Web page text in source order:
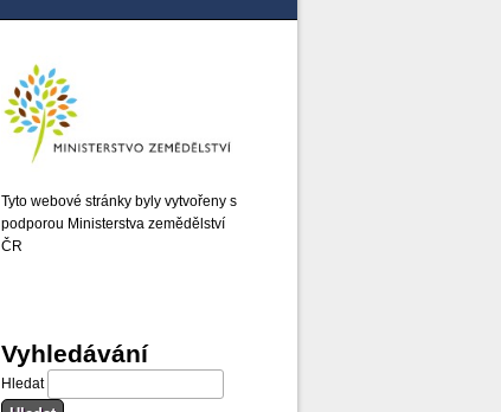
Tyto webové stránky byly vytvořeny s
podporou Ministerstva zemědělství
ČR
Vyhledávání
Hledat